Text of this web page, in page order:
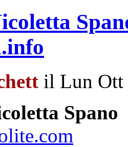
il Lun Ott
Spano